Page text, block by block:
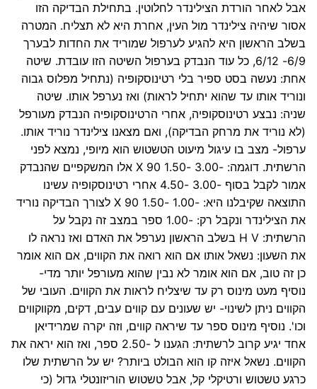
אבל לאחר הורדת הצילינדר לחלוטין. בתחילת הבדיקה הזו
אסור שיהיה צילינדר מול העין, אחרת היא לא תצליח. המטרה
בשלב הראשון היא להגיע לערפול שמוריד את החדות לבערך
6/9- 6/12, כל עוד הנבדק בערפול השיטה הזו עובדת. שיטה
אחת: נעשה בסט ספיר בלי רטינוסקופיה (נתחיל מפלוס גבוה
ונוריד אותו עד שהוא יתחיל לראות) ואז נערפל אותו. שיטה
שניה: נבצע רטינוסקופיה, אחרי הרטינוסקופיה הנבדק מעורפל
(לא נוריד את מרחק הבדיקה), ואם מצאנו צילינדר נוריד אותו.
ערפול- מצב בו עיגול מיעוט הטשטוש הוא מיופי, נמצא לפני
הרשתית. דוגמה: -3.00 -1.50 X 90 אלו המשקפיים שהנבדק
אמור לקבל בסוף -3.00 -4.50 אחרי רטינוסקופיה עשינו
התוצאה שקיבלנו היא: -1.00 -1.50 X 90 לצורך הבדיקה נוריד
את הצילינדר ונקבל רק: -1.00 ספר במצב זה נקבל על
הרשתית: H V בשלב הראשון נערפל את האדם ואז נראה לו
את השעון: נשאל אותו אם הוא רואה את הקווים, אם הוא אומר
כן זה טוב, אם הוא אומר לא נבין שהוא מעורפל יותר מדי-
נוסיף מעט מינוס רק עד שיצליח לראות את הקווים. העובי של
הקווים ניתן לשינוי- יש שעונים עם קווים עבים, דקים, מקווקווים
וכו'. נוסיף מינוס ספר עד שיראה קווים, וזה יקרה שמרידיאן
אחד יגיע קרוב לרשתית: הגענו ל -2.50 ספר, ואז הוא יראה את
הקווים. נשאל איזה קו הוא הבולט ביותר? יש על הרשתית שלו
כרגע טשטוש ורטיקלי קל, אבל טשטוש הוריזונטלי גדול (כי